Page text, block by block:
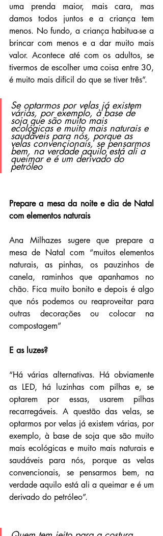
uma prenda maior, mais cara, mas
damos todos juntos e a criança tem
menos. No fundo, a criança habitua-se a
brincar com menos e a dar muito mais
valor. Acontece até com os adultos, se
tivermos de escolher uma coisa entre 30,
é muito mais difícil do que se tiver três”.
Se optarmos por velas já existem
várias, por exemplo, à base de
soja que são muito mais
ecológicas e muito mais naturais e
saudáveis para nós, porque as
velas convencionais, se pensarmos
bem, na verdade aquilo está ali a
queimar e é um derivado do
petróleo
Prepare a mesa da noite e dia de Natal
com elementos naturais
Ana Milhazes sugere que prepare a
mesa de Natal com “muitos elementos
naturais, as pinhas, os pauzinhos de
canela, raminhos que apanhamos no
chão. Fica muito bonito e depois é algo
que nós podemos ou reaproveitar para
outras decorações ou colocar na
compostagem”
E as luzes?
“Há várias alternativas. Há obviamente
as LED, há luzinhas com pilhas e, se
optarem por essas, usarem pilhas
recarregáveis. A questão das velas, se
optarmos por velas já existem várias, por
exemplo, à base de soja que são muito
mais ecológicas e muito mais naturais e
saudáveis para nós, porque as velas
convencionais, se pensarmos bem, na
verdade aquilo está ali a queimar e é um
derivado do petróleo”.